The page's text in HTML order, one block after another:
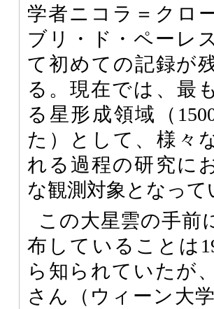
学者ニコラ＝クロ
ブリ・ド・ペーレ
て初めての記録が
る。現在では、最
る星形成領域（
た）として、様々
れる過程の研究に
な観測対象となって
この大星雲の手前
布していることは
ら知られていたが、
さん（ウィーン大